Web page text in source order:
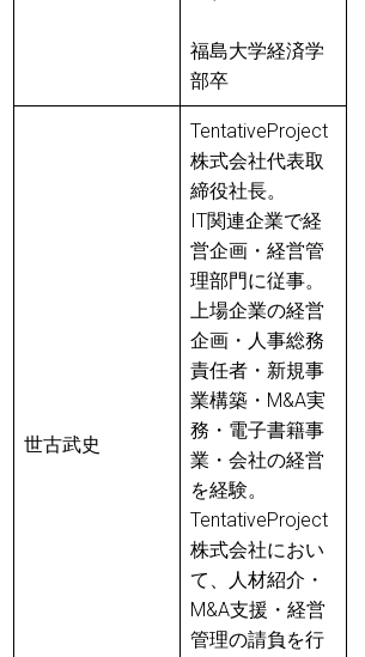
福島大学経済学
部卒
世古武史
TentativeProject
株式会社代表取
締役社長。
IT関連企業で経
営企画・経営管
理部門に従事。
上場企業の経営
企画・人事総務
責任者・新規事
業構築・M&A実
務・電子書籍事
業・会社の経営
を経験。
TentativeProject
株式会社におい
て、人材紹介・
M&A支援・経営
管理の請負を行